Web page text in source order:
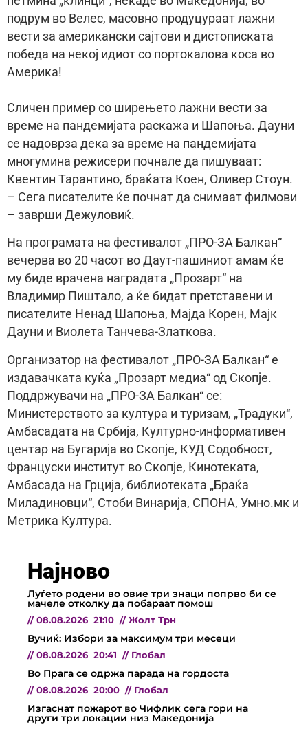
подрум во Велес, масовно продуцураат лажни
вести за американски сајтови и дистописката
победа на некој идиот со портокалова коса во
Америка!
Сличен пример со ширењето лажни вести за
време на пандемијата раскажа и Шапоња. Дауни
се надоврза дека за време на пандемијата
многумина режисери почнале да пишуваат:
Квентин Тарантино, браќата Коен, Оливер Стоун.
– Сега писателите ќе почнат да снимаат филмови
– заврши Дежуловиќ.
На програмата на фестивалот „ПРО-ЗА Балкан“
вечерва во 20 часот во Даут-пашиниот амам ќе
му биде врачена наградата „Прозарт“ на
Владимир Пиштало, а ќе бидат претставени и
писателите Ненад Шапоња, Мајда Корен, Мајк
Дауни и Виолета Танчева-Златкова.
Организатор на фестивалот „ПРО-ЗА Балкан“ е
издавачката куќа „Прозарт медиа“ од Скопје.
Поддржувачи на „ПРО-ЗА Балкан“ се:
Министерството за култура и туризам, „Традуки“,
Амбасадата на Србија, Културно-информативен
центар на Бугарија во Скопје, КУД Содобност,
Француски институт во Скопје, Кинотеката,
Амбасада на Грција, библиотеката „Браќа
Миладиновци“, Стоби Винарија, СПОНА, Умно.мк и
Метрика Култура.
Најново
Луѓето родени во овие три знаци попрво би се
мачеле отколку да побараат помош
// 08.08.2026 21:10 // Жолт Трн
Вучиќ: Избори за максимум три месеци
// 08.08.2026 20:41 // Глобал
Во Прага се одржа парада на гордоста
// 08.08.2026 20:00 // Глобал
Изгаснат пожарот во Чифлик сега гори на
други три локации низ Македонија